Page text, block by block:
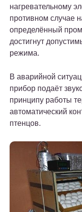
нагревательному
противном случае
определённый
достигнут
режима.
В аварийной
прибор подаёт
принципу работы
автоматический
птенцов.